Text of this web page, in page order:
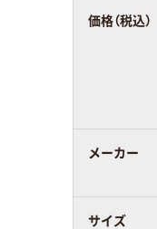
価格（税込）
メーカー
サイズ